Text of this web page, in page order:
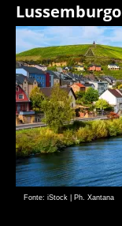
Lussemburgo
Fonte: iStock | Ph. Xantana